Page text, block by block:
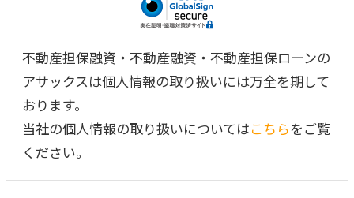
不動産担保融資・不動産融資・不動産担保ローンの
アサックスは個人情報の取り扱いには万全を期して
おります。
当社の個人情報の取り扱いについてはこちらをご覧
ください。